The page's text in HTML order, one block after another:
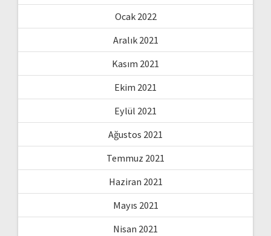
Ocak 2022
Aralık 2021
Kasım 2021
Ekim 2021
Eylül 2021
Ağustos 2021
Temmuz 2021
Haziran 2021
Mayıs 2021
Nisan 2021